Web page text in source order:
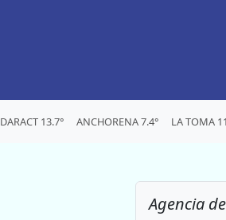
13.7° ANCHORENA 7.4° LA TOMA
Agencia